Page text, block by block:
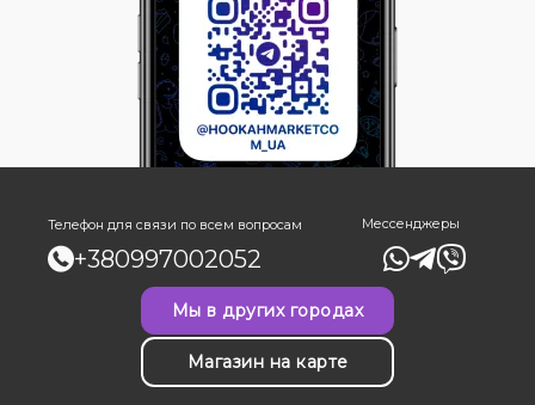
Телефон для связи по всем вопросам
+380997002052
Мессенджеры
Мы в других городах
Магазин на карте